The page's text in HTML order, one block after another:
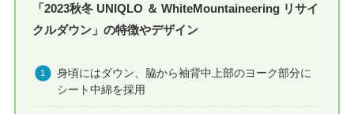
「2023秋冬 UNIQLO ＆ WhiteMountaineering リサイ
クルダウン」の特徴やデザイン
身頃にはダウン、脇から袖背中上部のヨーク部分に
シート中綿を採用